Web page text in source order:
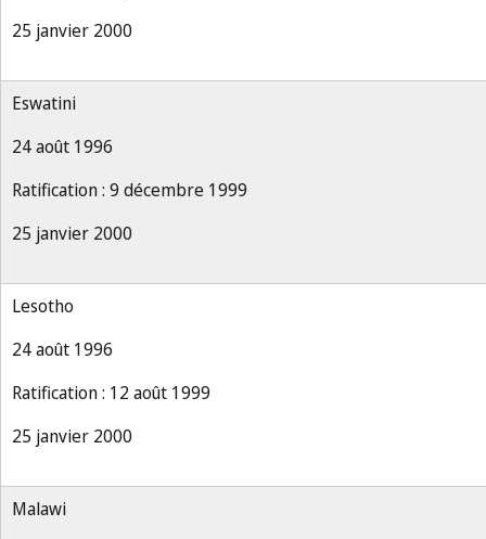
25 janvier 2000
Eswatini
24 août 1996
Ratification : 9 décembre 1999
25 janvier 2000
Lesotho
24 août 1996
Ratification : 12 août 1999
25 janvier 2000
Malawi